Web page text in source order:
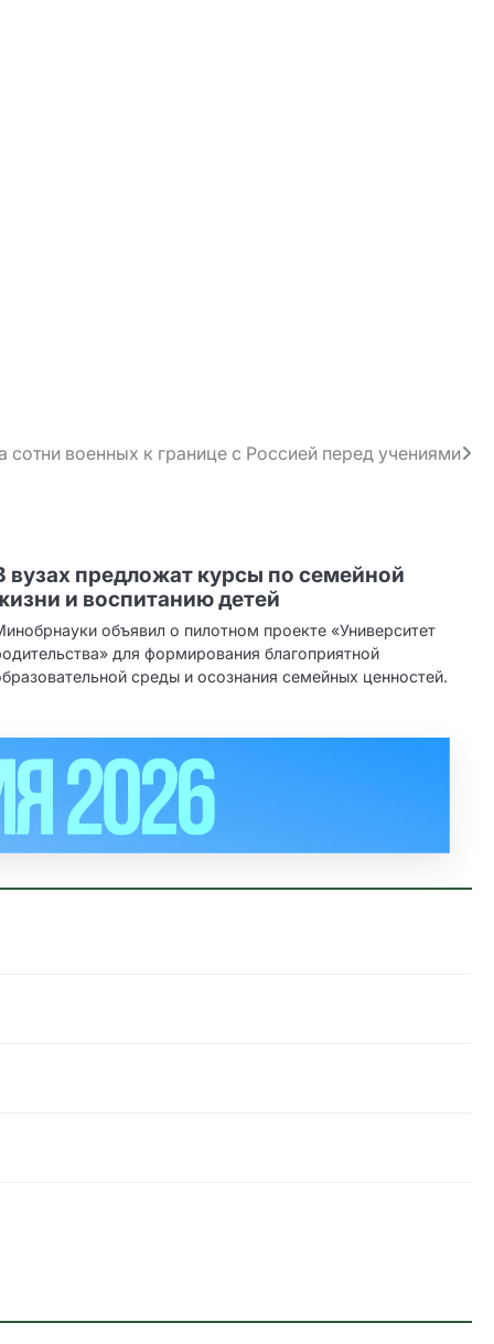
сотни военных к границе с Россией перед учениями
вузах предложат курсы по семейной
и воспитанию детей
объявил о пилотном проекте «Университет
для формирования благоприятной
среды и осознания семейных ценностей.